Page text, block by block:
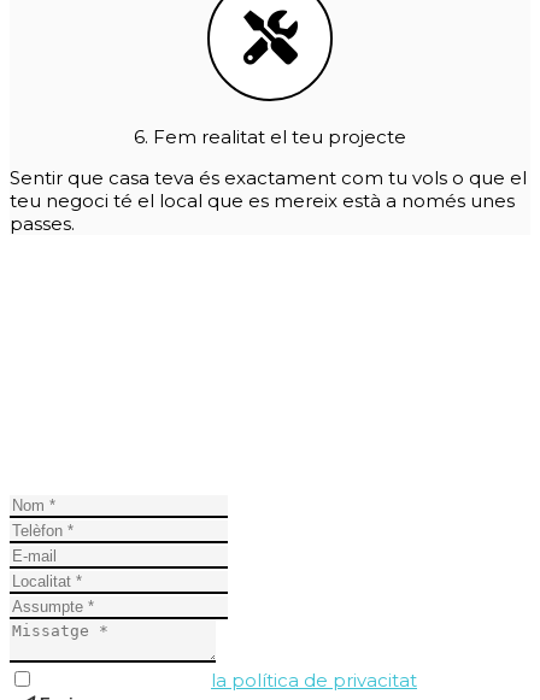
6. Fem realitat el teu projecte
Sentir que casa teva és exactament com tu vols o que el
teu negoci té el local que es mereix està a només unes
passes.
la política de privacitat